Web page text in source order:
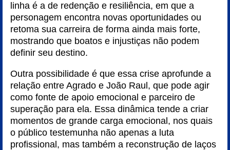
linha é a de redenção e resiliência, em que a
personagem encontra novas oportunidades ou
retoma sua carreira de forma ainda mais forte,
mostrando que boatos e injustiças não podem
definir seu destino.
Outra possibilidade é que essa crise aprofunde a
relação entre Agrado e João Raul, que pode agir
como fonte de apoio emocional e parceiro de
superação para ela. Essa dinâmica tende a criar
momentos de grande carga emocional, nos quais
o público testemunha não apenas a luta
profissional, mas também a reconstrução de laços